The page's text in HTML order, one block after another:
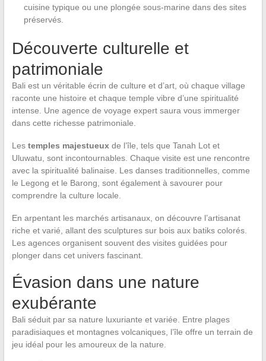
cuisine typique ou une plongée sous-marine dans des sites
préservés.
Découverte culturelle et
patrimoniale
Bali est un véritable écrin de culture et d’art, où chaque village
raconte une histoire et chaque temple vibre d’une spiritualité
intense. Une agence de voyage expert saura vous immerger
dans cette richesse patrimoniale.
Les temples majestueuxde l’île, tels que Tanah Lot et
Uluwatu, sont incontournables. Chaque visite est une rencontre
avec la spiritualité balinaise. Les danses traditionnelles, comme
le Legong et le Barong, sont également à savourer pour
comprendre la culture locale.
En arpentant les marchés artisanaux, on découvre l’artisanat
riche et varié, allant des sculptures sur bois aux batiks colorés.
Les agences organisent souvent des visites guidées pour
plonger dans cet univers fascinant.
Évasion dans une nature
exubérante
Bali séduit par sa nature luxuriante et variée. Entre plages
paradisiaques et montagnes volcaniques, l’île offre un terrain de
jeu idéal pour les amoureux de la nature.